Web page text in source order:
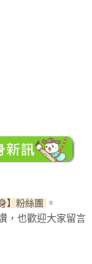
】粉絲團
。
，也歡迎大家留言